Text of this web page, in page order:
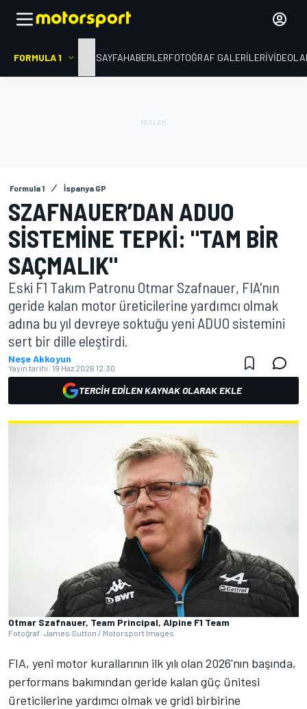
FORMULA 1 ANA SAYFAHABERLERFOTOĞRAF GALERILERI
Formula 1 İspanya GP
SZAFNAUER’DAN ADUO
SISTEMINE TEPKI: "TAM BIR
SAÇMALIK"
Eski F1 Takım Patronu Otmar Szafnauer, FIA'nın
geride kalan motor üreticilerine yardımcı olmak
adına bu yıl devreye soktuğu yeni ADUO sistemini
sert bir dille eleştirdi.
Neşe Akkoyun
Yayın tarihi: 19 Haz 2026 12:30
TERCIH EDILEN KAYNAK OLARAK EKLE
Otmar Szafnauer, Team Principal, Alpine F1 Team
Fotoğraf: James Sutton / Motorsport Images
FIA, yeni motor kurallarının ilk yılı olan 2026'nın başında,
performans bakımından geride kalan güç ünitesi
üreticilerine yardımcı olmak ve gridi birbirine